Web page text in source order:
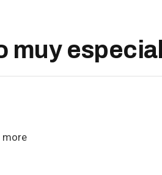
muy especial
more